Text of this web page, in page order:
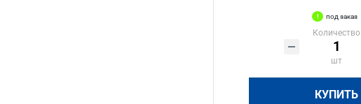
под заказ
Количество
шт
КУПИТЬ